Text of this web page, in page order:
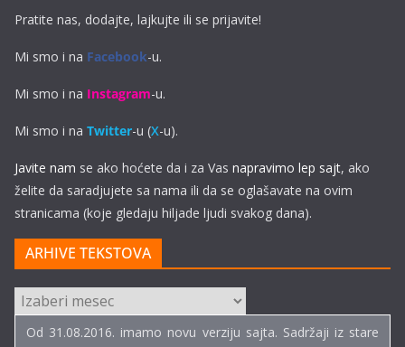
Pratite nas, dodajte, lajkujte ili se prijavite!
Mi smo i na Facebook-u.
Mi smo i na Instagram-u.
Mi smo i na Twitter-u (X-u).
Javite nam se ako hoćete da i za Vas napravimo lep sajt, ako
želite da saradjujete sa nama ili da se oglašavate na ovim
stranicama (koje gledaju hiljade ljudi svakog dana).
ARHIVE TEKSTOVA
ARHIVE
TEKSTOVA
Od 31.08.2016. imamo novu verziju sajta. Sadržaji iz stare